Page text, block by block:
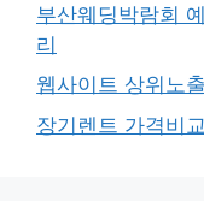
부산웨딩박람회
리
웹사이트 상위노
장기렌트 가격비